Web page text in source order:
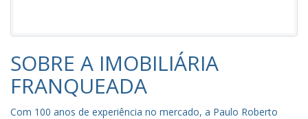
SOBRE A IMOBILIÁRIA
FRANQUEADA
Com 100 anos de experiência no mercado, a Paulo Roberto